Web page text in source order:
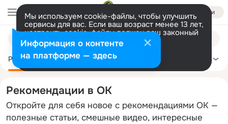
Войти
Мы используем cookie-файлы, чтобы улучшить
сервисы для вас. Если ваш возраст менее 13 лет,
настроить cookie-файлы должен ваш законный
представитель. Больше информации
Разрешить все Настроить
темам
Рекомендации Политика Здоровье Сделай сам
Рекомендации в ОК
Откройте для себя новое с рекомендациями ОК —
полезные статьи, смешные видео, интересные
Информация о контенте
на платформе — здесь